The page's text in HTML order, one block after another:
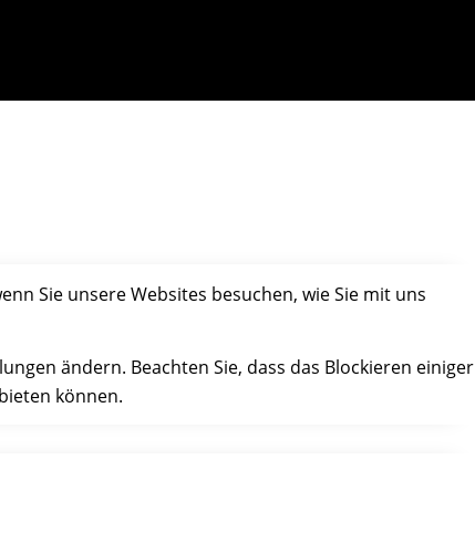
Sie unsere Websites besuchen, wie Sie mit uns
ändern. Beachten Sie, dass das Blockieren einiger
können.